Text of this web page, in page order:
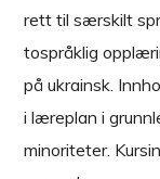
rett til særskilt
tospråklig
på ukrainsk.
i læreplan i
minoriteter.